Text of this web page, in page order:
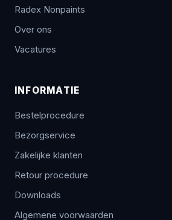
Radex Nonpaints
Over ons
Vacatures
INFORMATIE
Bestelprocedure
Bezorgservice
Zakelijke klanten
Retour procedure
Downloads
Algemene voorwaarden